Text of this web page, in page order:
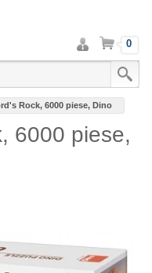
Intra
in
cont
Cos 0
Rock, 6000 piese, Dino
6000 piese,